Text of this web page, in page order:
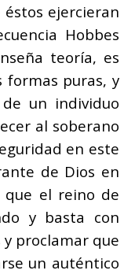
ejercieran
Hobbes
teoría, es
formas puras, y
un individuo
al soberano
en este
de Dios en
que el reino de
y basta con
proclamar que
un auténtico